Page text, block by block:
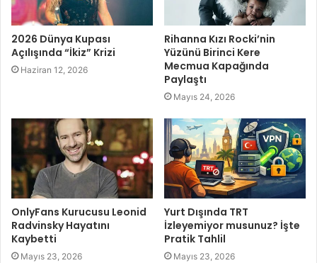
2026 Dünya Kupası
Açılışında “İkiz” Krizi
Haziran 12, 2026
Rihanna Kızı Rocki’nin
Yüzünü Birinci Kere
Mecmua Kapağında
Paylaştı
Mayıs 24, 2026
OnlyFans Kurucusu Leonid
Radvinsky Hayatını
Kaybetti
Mayıs 23, 2026
Yurt Dışında TRT
İzleyemiyor musunuz? İşte
Pratik Tahlil
Mayıs 23, 2026